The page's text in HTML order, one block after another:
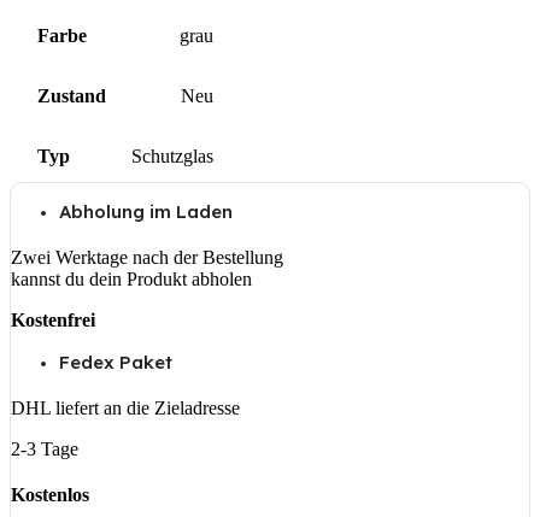
Farbe grau
Zustand Neu
Typ Schutzglas
Abholung im Laden
Zwei Werktage nach der Bestellung
kannst du dein Produkt abholen
Kostenfrei
Fedex Paket
DHL liefert an die Zieladresse
2-3 Tage
Kostenlos